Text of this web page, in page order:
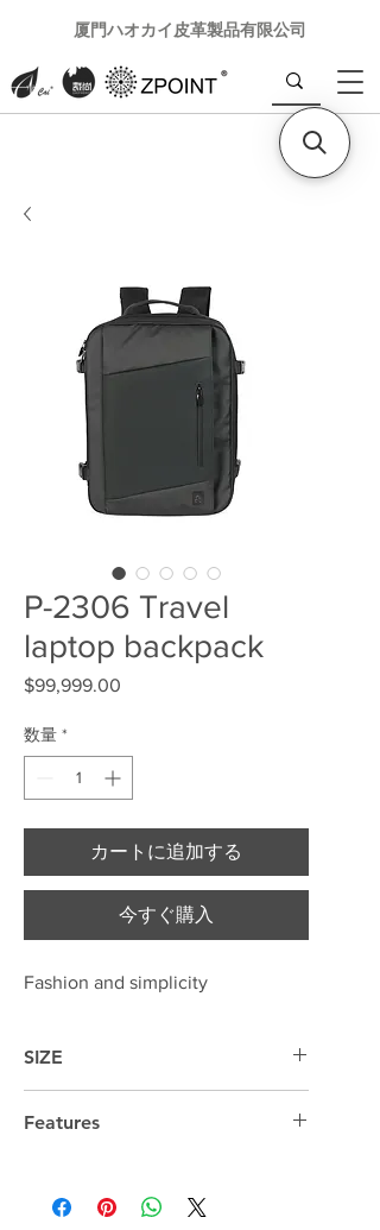
厦門ハオカイ皮革製品有限公司
P-2306 Travel
laptop backpack
$99,999.00
数量 *
カートに追加する
今すぐ購入
Fashion and simplicity
SIZE
Features